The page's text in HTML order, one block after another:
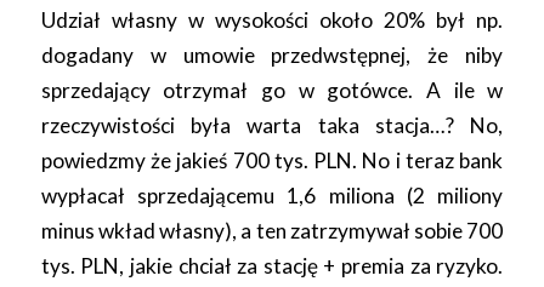
Udział własny w wysokości około 20% był np.
dogadany w umowie przedwstępnej, że niby
sprzedający otrzymał go w gotówce. A ile w
rzeczywistości była warta taka stacja…? No,
powiedzmy że jakieś 700 tys. PLN. No i teraz bank
wypłacał sprzedającemu 1,6 miliona (2 miliony
minus wkład własny), a ten zatrzymywał sobie 700
tys. PLN, jakie chciał za stację + premia za ryzyko.